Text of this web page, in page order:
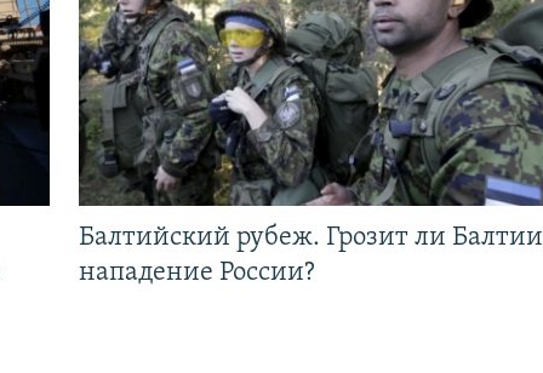
Балтийский рубеж. Грозит ли Балтии
нападение России?